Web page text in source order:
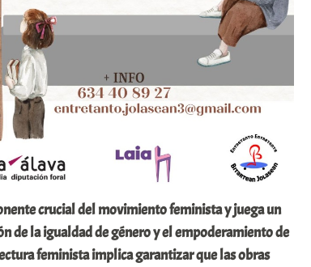
crucial del movimiento feminista y juega un
de la igualdad de género y el empoderamiento de
feminista implica garantizar que las obras